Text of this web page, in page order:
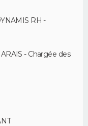
RH -
- Chargée des